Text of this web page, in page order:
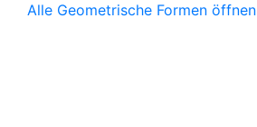
Alle Geometrische Formen öffnen